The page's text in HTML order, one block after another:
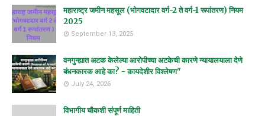
महाराष्ट्र जमीन महसूल (भोगवटादार वर्ग-2 ते वर्ग-1 रूपांतरण) नियम
2025
September 13, 2025
वनगुन्ह्यात अटक केलेल्या आरोपीच्या अटकेची कारणे न्यायालयाला देणे
बंधनकारक आहे का? - कायदेशीर विश्लेषण"
July 24, 2026
विभागीय चौकशी संपूर्ण माहिती